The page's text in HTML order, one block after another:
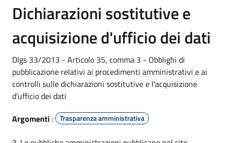
Dichiarazioni sostitutive e
acquisizione d'ufficio dei dati
Dlgs 33/2013 - Articolo 35, comma 3 - Obblighi di
pubblicazione relativi ai procedimenti amministrativi e ai
controlli sulle dichiarazioni sostitutive e l'acquisizione
d'ufficio dei dati
Argomenti : Trasparenza amministrativa